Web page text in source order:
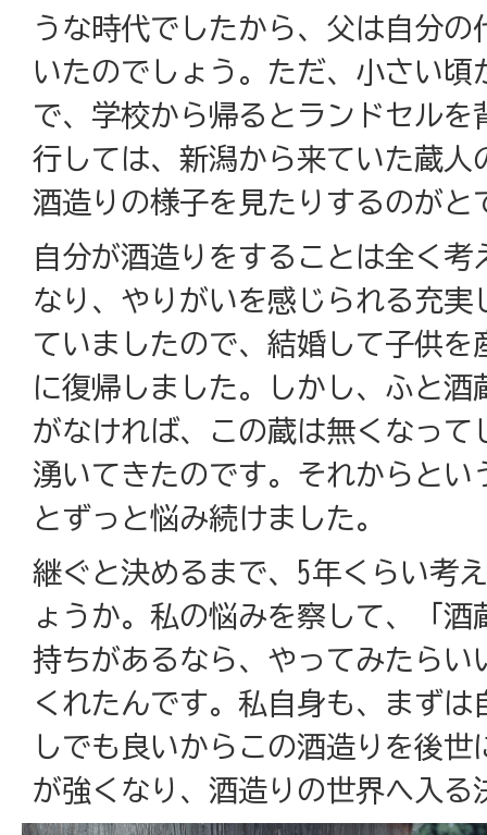
うな時代でしたから、父は自分の
いたのでしょう。ただ、小さい頃
で、学校から帰るとランドセルを
行しては、新潟から来ていた蔵人
酒造りの様子を見たりするのがと
自分が酒造りをすることは全く考
なり、やりがいを感じられる充実
ていましたので、結婚して子供を
に復帰しました。しかし、ふと酒
がなければ、この蔵は無くなって
湧いてきたのです。それからとい
とずっと悩み続けました。
継ぐと決めるまで、5年くらい考
ょうか。私の悩みを察して、「
持ちがあるなら、やってみたらい
くれたんです。私自身も、まずは
しでも良いからこの酒造りを後
が強くなり、酒造りの世界へ入る